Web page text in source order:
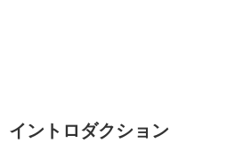
イントロダクション